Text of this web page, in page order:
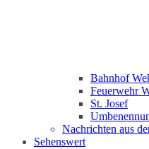
Bahnhof
Feuerwehr
St. Josef
Nachrichten aus
Sehenswert